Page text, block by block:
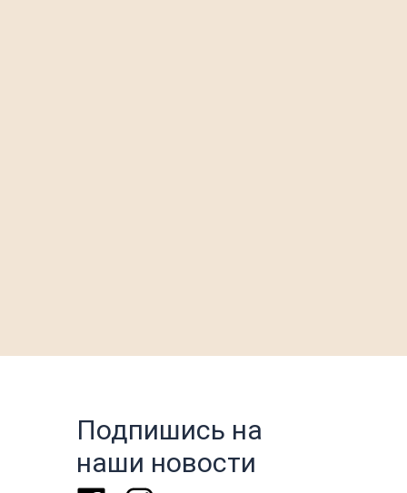
Подпишись на
наши новости